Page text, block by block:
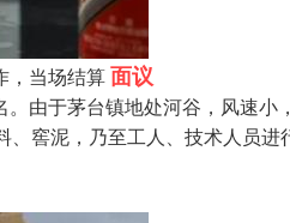
，当场结算面议
由于茅台镇地处河谷，风速
窖泥，乃至工人、技术人员